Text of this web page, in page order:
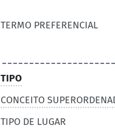
TERMO PREFERENCIAL
TIPO
CONCEITO
TIPO DE LUGAR